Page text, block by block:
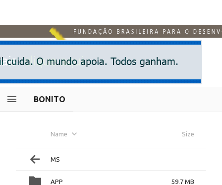
BONITO
Name Size
MS
APP 59.7 MB